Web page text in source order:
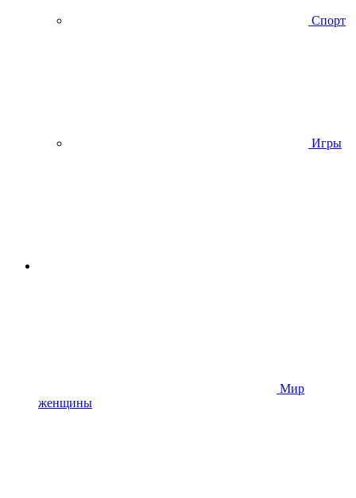
Спорт
Игры
Мир
женщины